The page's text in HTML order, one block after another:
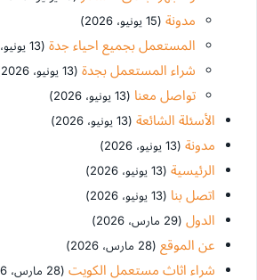
مدونة (15 يونيو، 2026)
المستعمل بجميع احياء جدة (13 يونيو، 2026)
شراء المستعمل بجدة (13 يونيو، 2026)
تواصل معنا (13 يونيو، 2026)
الأسئلة الشائعة (13 يونيو، 2026)
مدونة (13 يونيو، 2026)
الرئيسية (13 يونيو، 2026)
اتصل بنا (13 يونيو، 2026)
الدول (29 مارس، 2026)
عن الموقع (28 مارس، 2026)
شراء اثاث مستعمل الكويت (28 مارس، 2026)